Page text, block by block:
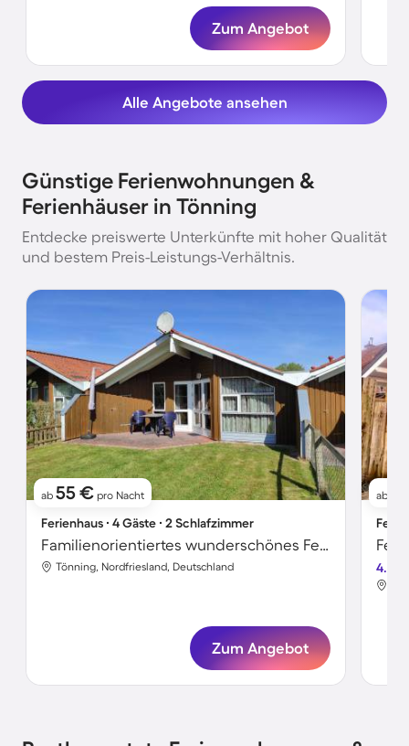
Zum Angebot
Alle Angebote ansehen
Günstige Ferienwohnungen &
Ferienhäuser in Tönning
Entdecke preiswerte Unterkünfte mit hoher Qualität
und bestem Preis-Leistungs-Verhältnis.
ab 55 € pro Nacht
Ferienhaus ∙ 4 Gäste ∙ 2 Schlafzimmer
Familienorientiertes wunderschönes Ferienhaus mit Grill und Terrasse
Tönning, Nordfriesland, Deutschland
Zum Angebot
ab
4.6